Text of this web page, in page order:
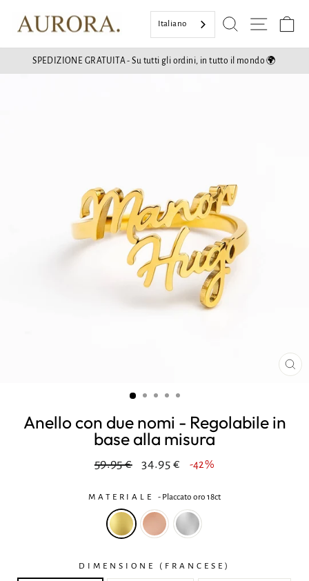
Italiano Ricerca
Mostra
SPEDIZIONE GRATUITA - Su tutti gli ordini, in tutto il mondo 🌍
Anello con due nomi - Regolabile in
base alla misura
Prezzo
59.95 € Riduzione
34.95 € -42%
MATERIALE- Placcato oro 18ct
DIMENSIONE (FRANCESE)